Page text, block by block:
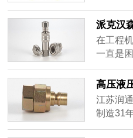
造与开
品在专
有实际
派克汉
题的高
在工程
一直是
接头漏
高压液
锁接头
江苏润
制造31